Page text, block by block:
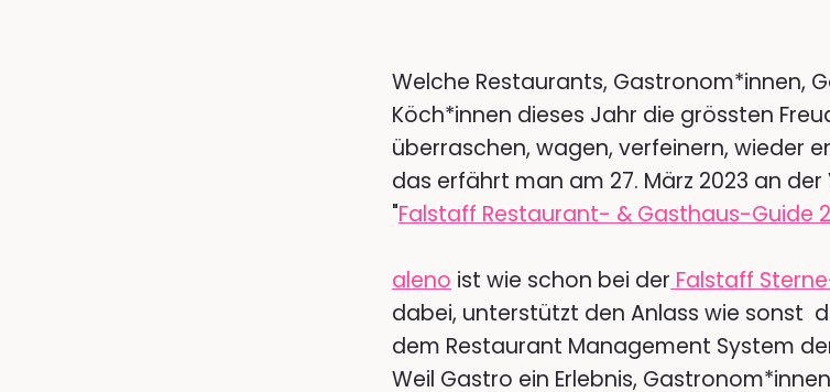
Welche Restaurants, Gastronom*innen,
Köch*innen dieses Jahr die grössten
überraschen, wagen, verfeinern, wieder
das erfährt man am 27. März 2023 an
"Falstaff Restaurant- & Gasthaus-Guide
aleno ist wie schon bei der Falstaff
dabei, unterstützt den Anlass wie sonst
dem Restaurant Management System
Weil Gastro ein Erlebnis,